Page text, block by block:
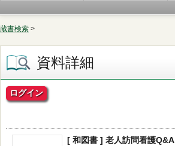
蔵書検索 >
資料詳細
ログイン
[ 和図書 ] 老人訪問看護Q&A